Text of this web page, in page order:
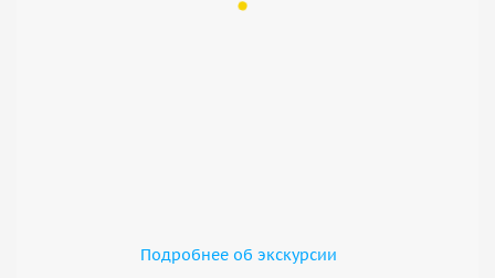
Подробнее об экскурсии